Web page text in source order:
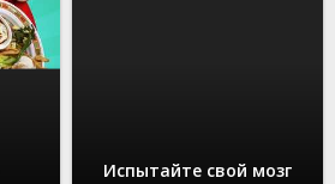
Испытайте свой мозг